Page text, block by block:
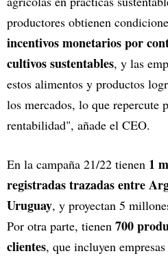
productores obtienen
incentivos monetarios por
cultivos sustentables, y las
estos alimentos y productos
los mercados, lo que repercute
rentabilidad", añade el CEO.
En la campaña 21/22 tienen 1
registradas trazadas entre
Uruguay, y proyectan 5
Por otra parte, tienen 700
clientes, que incluyen